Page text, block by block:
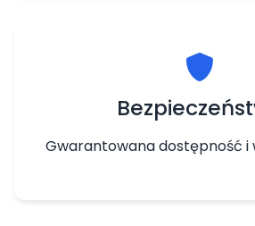
Gwarantowana dostępność i